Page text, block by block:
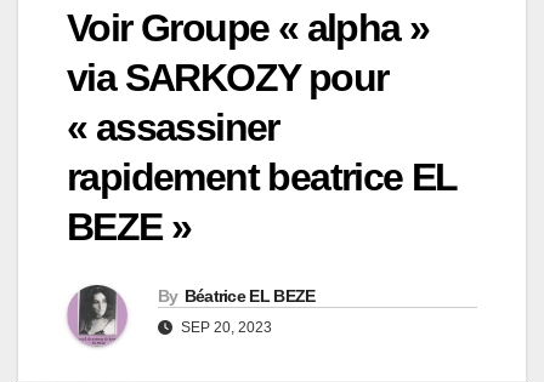
Voir Groupe « alpha »
via SARKOZY pour
« assassiner
rapidement beatrice EL
BEZE »
By Béatrice EL BEZE
SEP 20, 2023